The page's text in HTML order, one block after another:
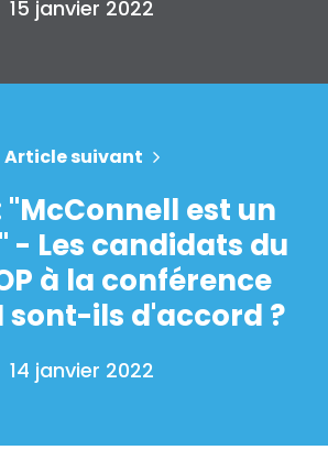
15 janvier 2022
Article suivant
"McConnell est un
- Les candidats du
à la conférence
sont-ils d'accord ?
14 janvier 2022